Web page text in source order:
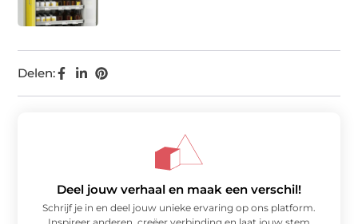
Delen:
Deel jouw verhaal en maak een verschil!
Schrijf je in en deel jouw unieke ervaring op ons platform.